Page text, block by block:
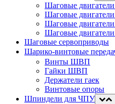
Шаговые
Шаговые
Шаговые
Шаговые
Шаговые сервоприводы
Шарико-винтовые
Винты ШВП
Гайки ШВП
Держатели гаек
Винтовые опоры
Шпиндели для ЧПУ